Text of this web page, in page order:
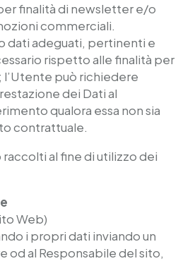
finalità di newsletter e/o
commerciali.
dati adeguati, pertinenti e
rispetto alle finalità per
l’Utente può richiedere
dei Dati al
qualora essa non sia
contrattuale.
raccolti al fine di utilizzo dei
Web)
i propri dati inviando un
od al Responsabile del sito,